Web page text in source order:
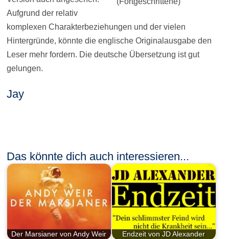
Aufgrund der relativ
komplexen Charakterbeziehungen und der vielen
Hintergründe, könnte die englische Originalausgabe den
Leser mehr fordern. Die deutsche Übersetzung ist gut
gelungen.
Jay
Das könnte dich auch interessieren...
Der Marsianer von Andy Weir Endzeit von JD Alexander